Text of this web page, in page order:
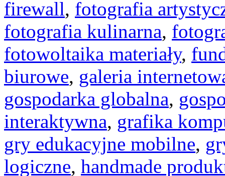
firewall, fotografia
fotografia kulinarna,
fotowoltaika materiały,
biurowe, galeria
gospodarka globalna,
interaktywna, grafika
gry edukacyjne mobilne,
logiczne, handmade